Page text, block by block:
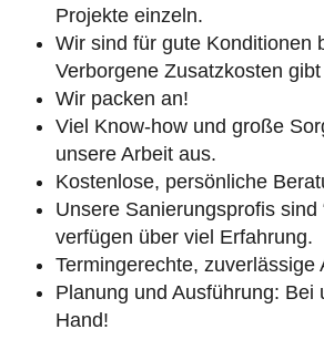
Projekte einzeln.
Wir sind für gute Konditionen
Verborgene Zusatzkosten
Wir packen an!
Viel Know-how und große
unsere Arbeit aus.
Kostenlose, persönliche
Unsere Sanierungsprofis sind
verfügen über viel Erfahrung.
Termingerechte, zuverlässige
Planung und Ausführung: Bei
Hand!